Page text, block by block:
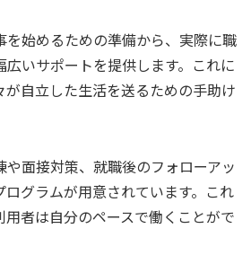
を始めるための準備から、実際に職
いサポートを提供します。これに
が自立した生活を送るための手助け
面接対策、就職後のフォローアッ
ログラムが用意されています。これ
用者は自分のペースで働くことがで